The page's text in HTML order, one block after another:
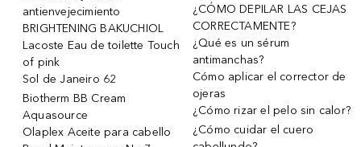
antienvejecimiento
BRIGHTENING BAKUCHIOL
Lacoste Eau de toilette Touch
of pink
Sol de Janeiro 62
Biotherm BB Cream
Aquasource
Olaplex Aceite para cabello
¿CÓMO DEPILAR LAS CEJAS
CORRECTAMENTE?
¿Qué es un sérum
antimanchas?
Cómo aplicar el corrector de
ojeras
¿Cómo rizar el pelo sin calor?
¿Cómo cuidar el cuero